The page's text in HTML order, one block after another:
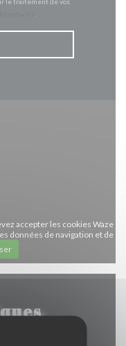
accepter les cookies Waze
données de navigation et de